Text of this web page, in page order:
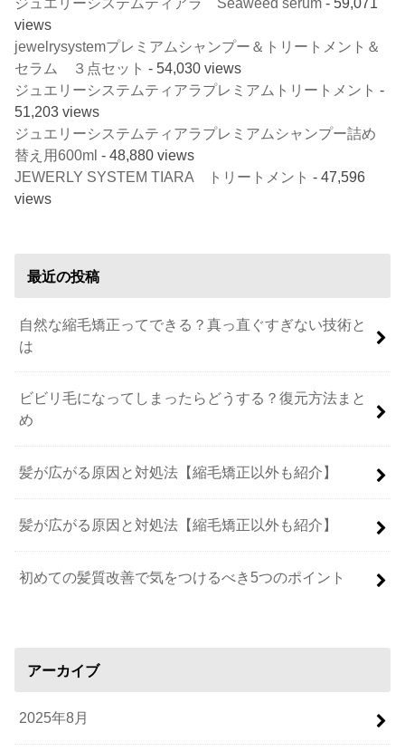
views
jewelrysystemプレミアムシャンプー＆トリートメント＆
セラム ３点セット - 54,030 views
ジュエリーシステムティアラプレミアムトリートメント -
51,203 views
ジュエリーシステムティアラプレミアムシャンプー詰め
替え用600ml - 48,880 views
JEWERLY SYSTEM TIARA トリートメント - 47,596
views
最近の投稿
自然な縮毛矯正ってできる？真っ直ぐすぎない技術と
は
ビビリ毛になってしまったらどうする？復元方法まと
め
髪が広がる原因と対処法【縮毛矯正以外も紹介】
髪が広がる原因と対処法【縮毛矯正以外も紹介】
初めての髪質改善で気をつけるべき5つのポイント
アーカイブ
2025年8月